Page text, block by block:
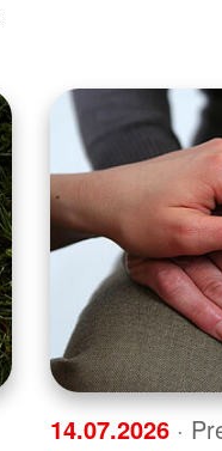
14.07.2026 ·